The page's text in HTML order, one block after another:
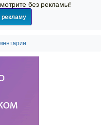
без рекламы!